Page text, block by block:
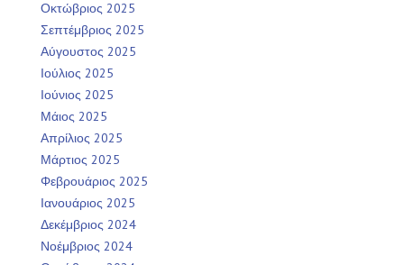
Οκτώβριος 2025
Σεπτέμβριος 2025
Αύγουστος 2025
Ιούλιος 2025
Ιούνιος 2025
Μάιος 2025
Απρίλιος 2025
Μάρτιος 2025
Φεβρουάριος 2025
Ιανουάριος 2025
Δεκέμβριος 2024
Νοέμβριος 2024